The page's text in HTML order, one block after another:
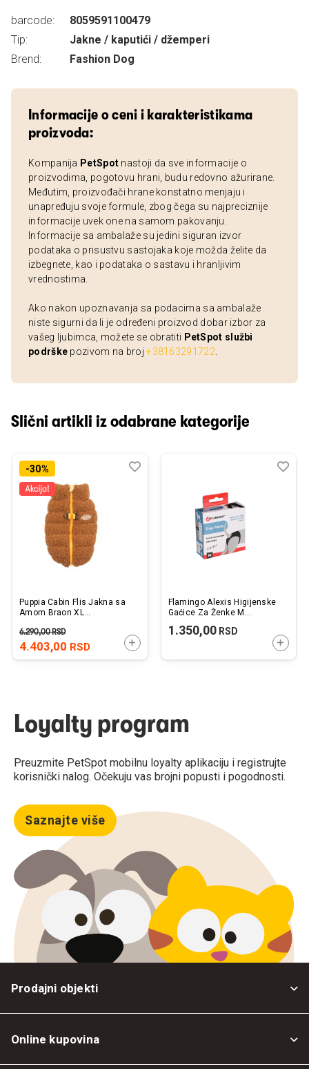
barcode:
8059591100479
Tip:
Jakne / kaputići / džemperi
Brend:
Fashion Dog
Informacije o ceni i karakteristikama
proizvoda:
Kompanija PetSpot nastoji da sve informacije o
proizvodima, pogotovu hrani, budu redovno ažurirane.
Međutim, proizvođači hrane konstatno menjaju i
unapređuju svoje formule, zbog čega su najpreciznije
informacije uvek one na samom pakovanju.
Informacije sa ambalaže su jedini siguran izvor
podataka o prisustvu sastojaka koje možda želite da
izbegnete, kao i podataka o sastavu i hranljivim
vrednostima.
Ako nakon upoznavanja sa podacima sa ambalaže
niste sigurni da li je određeni proizvod dobar izbor za
vašeg ljubimca, možete se obratiti PetSpot službi
podrške pozivom na broj+38163291722
Slični artikli iz odabrane kategorije
-30%
Puppia Cabin Flis Jakna sa
Amom Braon XL
4.403,00 RSD
6.290,00RSD
DODAJTE U KORPU
Dodaj
Uporedi
Flamingo Alexis Higijenske
Gaćice Za Ženke M
1.350,00RSD
Loyalty program
Preuzmite PetSpot mobilnu loyalty aplikaciju i registrujte
korisnički nalog. Očekuju vas brojni popusti i pogodnosti.
Saznajte više
Prodajni objekti
Online kupovina